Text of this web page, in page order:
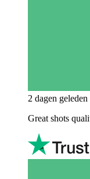
2 dagen geleden
Great shots